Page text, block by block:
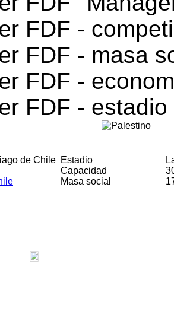
de Chile Estadio
Capacidad
Masa social